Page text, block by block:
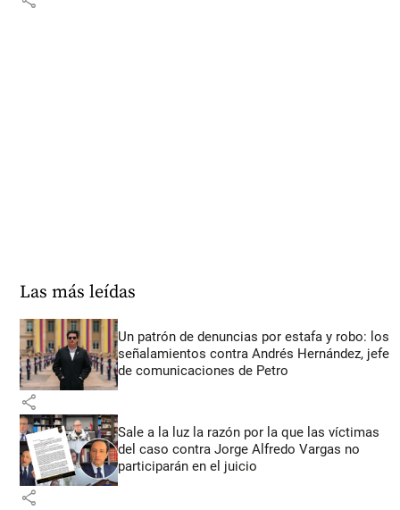
Las más leídas
Un patrón de denuncias por estafa y robo: los
señalamientos contra Andrés Hernández, jefe
de comunicaciones de Petro
share
Sale a la luz la razón por la que las víctimas
del caso contra Jorge Alfredo Vargas no
participarán en el juicio
share